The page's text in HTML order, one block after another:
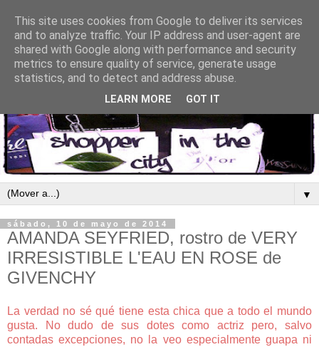
▼
sábado, 10 de mayo de 2014
AMANDA SEYFRIED, rostro de VERY
IRRESISTIBLE L'EAU EN ROSE de
GIVENCHY
La verdad no sé qué tiene esta chica que a todo el mundo
gusta. No dudo de sus dotes como actriz pero, salvo
contadas excepciones, no la veo especialmente guapa ni
This site uses cookies from Google to deliver its services
and to analyze traffic. Your IP address and user-agent are
shared with Google along with performance and security
metrics to ensure quality of service, generate usage
statistics, and to detect and address abuse.
LEARN MORE GOT IT